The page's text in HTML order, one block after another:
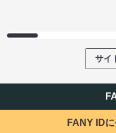
サイ
FANY ID